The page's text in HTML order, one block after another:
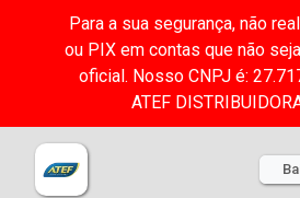
Para a sua segurança, não
ou PIX em contas que não
oficial. Nosso CNPJ é:
ATEF